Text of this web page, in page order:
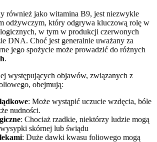
również jako witamina B9, jest niezwykle
odżywczym, który odgrywa kluczową rolę w
w tym w produkcji czerwonych
DNA. Choć jest generalnie uważany za
jego spożycie może prowadzić do różnych
.
występujących objawów, związanych z
obejmują:
: Może wystąpić uczucie wzdęcia, bóle
nudności.
: Chociaż rzadkie, niektórzy ludzie mogą
skórnej lub świądu
: Duże dawki kwasu foliowego mogą